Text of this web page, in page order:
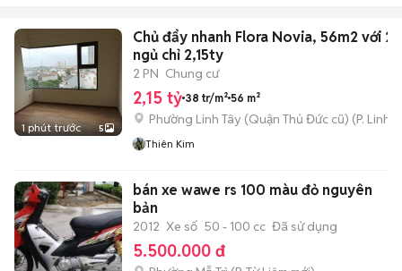
1 phút trước 5
Chủ đẩy nhanh Flora Novia, 56m2 với 2
ngủ chỉ 2,15ty
2 PN Chung cư
2,15 tỷ 38 tr/m² 56 m²
Phường Linh Tây (Quận Thủ Đức cũ) (P. Linh
Thiên Kim
bán xe wawe rs 100 màu đỏ nguyên
bản
2012 Xe số 50 - 100 cc Đã sử dụng
5.500.000 đ